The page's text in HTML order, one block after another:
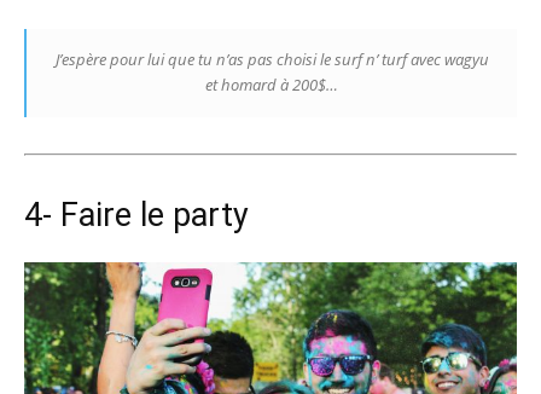
J’espère pour lui que tu n’as pas choisi le surf n’ turf avec wagyu
et homard à 200$…
4- Faire le party